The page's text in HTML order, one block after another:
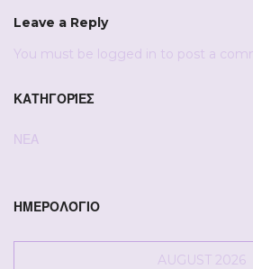
Leave a Reply
You must be logged in to post a
ΚΑΤΗΓΟΡΊΕΣ
ΝΕΑ
ΗΜΕΡΟΛΌΓΙΟ
AUGUST 2026